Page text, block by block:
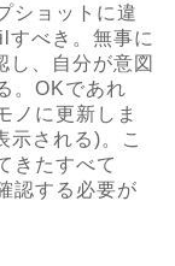
ショットに違
すべき。無事に
し、自分が意図
。OKであれ
ノに更新しま
される)。こ
きたすべて
認する必要が